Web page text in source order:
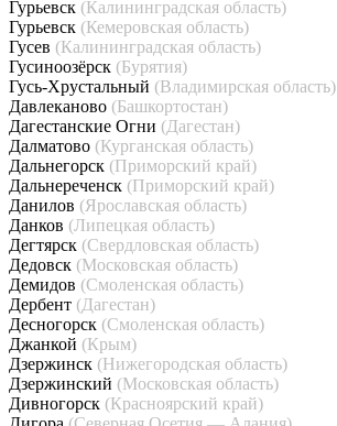
Гурьевск (Калининградская область)
Гурьевск (Кемеровская область)
Гусев (Калининградская область)
Гусиноозёрск (Бурятия)
Гусь-Хрустальный (Владимирская область)
Давлеканово (Башкортостан)
Дагестанские Огни (Дагестан)
Далматово (Курганская область)
Дальнегорск (Приморский край)
Дальнереченск (Приморский край)
Данилов (Ярославская область)
Данков (Липецкая область)
Дегтярск (Свердловская область)
Дедовск (Московская область)
Демидов (Смоленская область)
Дербент (Дагестан)
Десногорск (Смоленская область)
Джанкой (Крым)
Дзержинск (Нижегородская область)
Дзержинский (Московская область)
Дивногорск (Красноярский край)